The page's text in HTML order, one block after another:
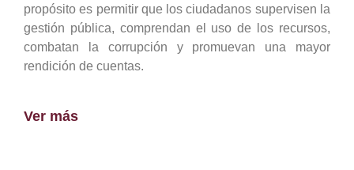
propósito es permitir que los ciudadanos supervisen la
gestión pública, comprendan el uso de los recursos,
combatan la corrupción y promuevan una mayor
rendición de cuentas.
Ver más